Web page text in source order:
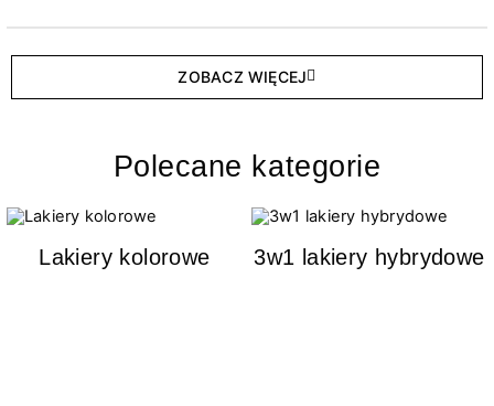
ZOBACZ WIĘCEJ
Polecane kategorie
Lakiery kolorowe 3w1 lakiery hybrydowe